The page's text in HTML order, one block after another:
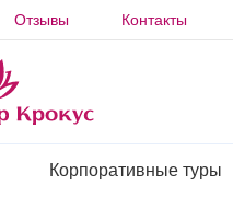
Отзывы Контакты
Корпоративные туры